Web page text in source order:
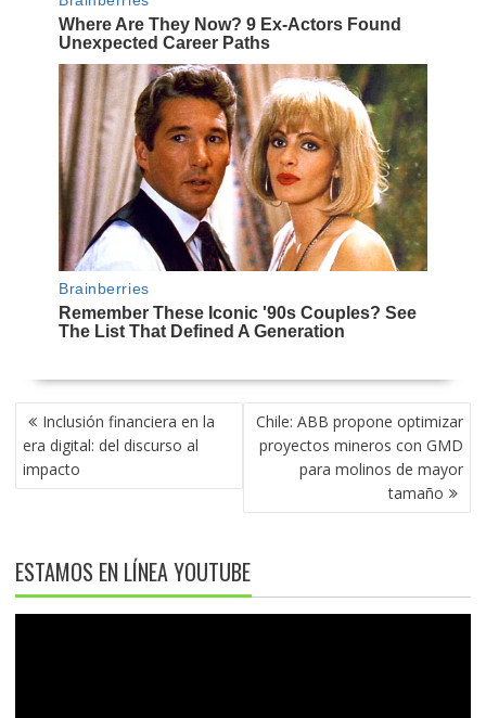
NAVEGACIÓN
DE
ENTRADAS
Inclusión financiera en la
era digital: del discurso al
impacto
Chile: ABB propone optimizar
proyectos mineros con GMD
para molinos de mayor
tamaño
ESTAMOS EN LÍNEA YOUTUBE